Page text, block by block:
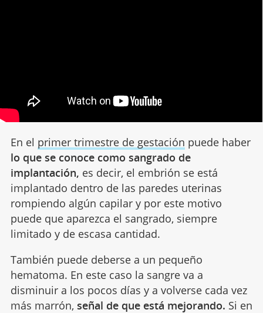
En el primer trimestre de gestación puede haber
lo que se conoce como sangrado de
implantación, es decir, el embrión se está
implantado dentro de las paredes uterinas
rompiendo algún capilar y por este motivo
puede que aparezca el sangrado, siempre
limitado y de escasa cantidad.
También puede deberse a un pequeño
hematoma. En este caso la sangre va a
disminuir a los pocos días y a volverse cada vez
más marrón, señal de que está mejorando. Si en